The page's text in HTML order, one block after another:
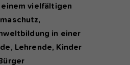
einem vielfältigen
in einer
Lehrende, Kinder